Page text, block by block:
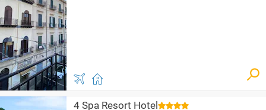
4 Spa Resort Hotel